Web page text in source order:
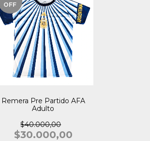
OFF
Remera Pre Partido AFA
Adulto
$40.000,00
$30.000,00